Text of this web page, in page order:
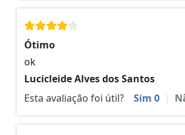
Ótimo
ok
Lucicleide Alves dos Santos
Esta avaliação foi útil?
Sim 0 |